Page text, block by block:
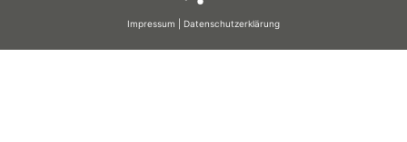
Impressum Datenschutzerklärung